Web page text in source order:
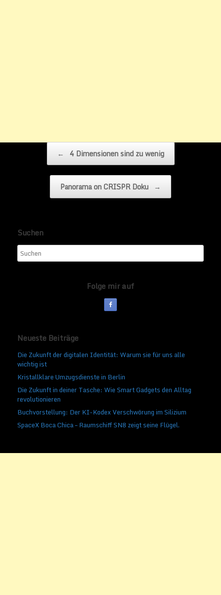
Beitragsnavigation
← 4 Dimensionen sind zu wenig
Panorama on CRISPR Doku →
Suchen
Folge mir auf
Neueste Beiträge
Die Zukunft der digitalen Identität: Warum sie für uns alle
wichtig ist
Kristallklare Umzugsdienste in Berlin
Die Zukunft in deiner Tasche: Wie Smart Gadgets den Alltag
revolutionieren
Buchvorstellung: Der KI-Kodex Verschwörung im Silizium
SpaceX Boca Chica – Raumschiff SN8 zeigt seine Flügel.